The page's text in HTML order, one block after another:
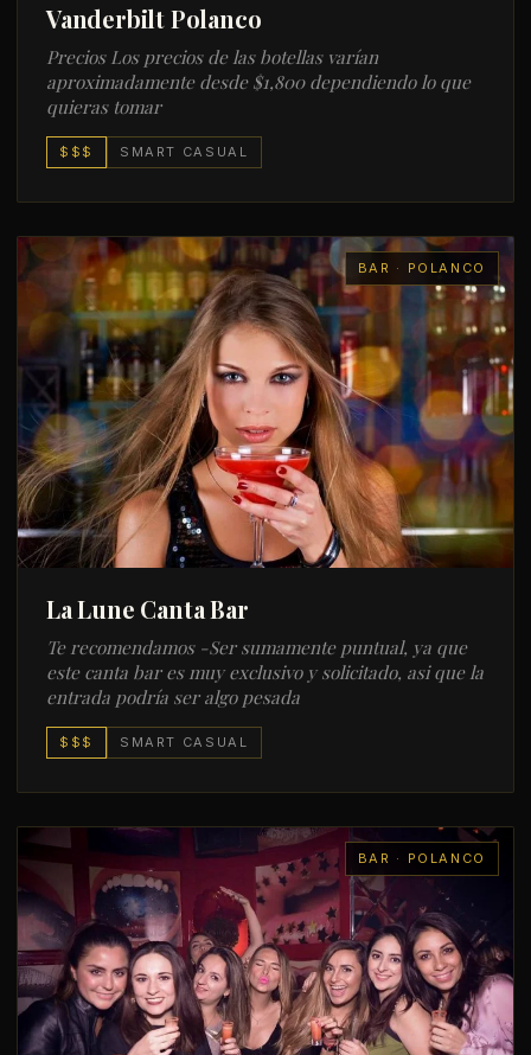
Vanderbilt Polanco
Precios Los precios de las botellas varían
aproximadamente desde $1,800 dependiendo lo que
quieras tomar
$$$ SMART CASUAL
BAR · POLANCO
La Lune Canta Bar
Te recomendamos -Ser sumamente puntual, ya que
este canta bar es muy exclusivo y solicitado, asi que la
entrada podría ser algo pesada
$$$ SMART CASUAL
BAR · POLANCO